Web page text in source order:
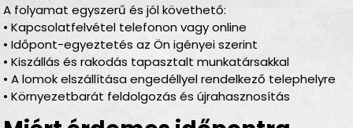
A folyamat egyszerű és jól követhető:
• Kapcsolatfelvétel telefonon vagy online
• Időpont-egyeztetés az Ön igényei szerint
• Kiszállás és rakodás tapasztalt munkatársakkal
• A lomok elszállítása engedéllyel rendelkező telephelyre
• Környezetbarát feldolgozás és újrahasznosítás